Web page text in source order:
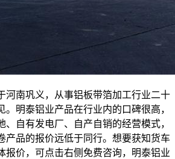
河南巩义，从事铝板带箔加工行业二十
。明泰铝业产品在行业内的口碑很高，
、自有发电厂、自产自销的经营模式，
产品的报价远低于同行。想要获知货车
报价，可点击右侧免费咨询，明泰铝业